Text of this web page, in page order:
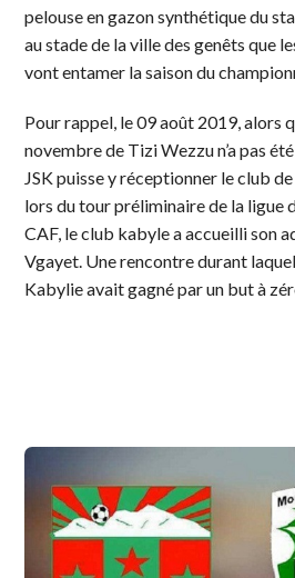
pelouse en gazon synthétique du
au stade de la ville des genêts que
vont entamer la saison du
Pour rappel, le 09 août 2019, alors
novembre de Tizi Wezzu n’a pas
JSK puisse y réceptionner le club
lors du tour préliminaire de la ligue
CAF, le club kabyle a accueilli son
Vgayet. Une rencontre durant
Kabylie avait gagné par un but à